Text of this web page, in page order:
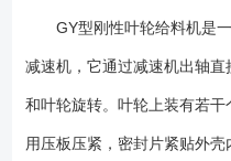
对机体膨胀有影响,以及对轴承
以下及常温的通常物料上,它可以
收尘部,它又可以作为卸料器功
及耐磨性能好，刚性叶轮给料机
GY型刚性叶轮给料机是一
减速机，它通过减速机出轴
和叶轮旋转。叶轮上装有若干
用压板压紧，密封片紧贴外